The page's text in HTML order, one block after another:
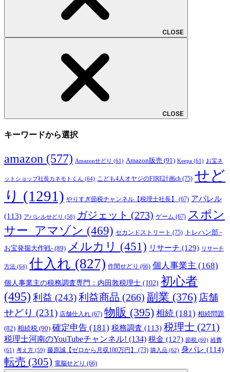
CLOSE
CLOSE
キーワードから選択
amazon (577) Amazonせどり (61) Amazon販売 (91) Keepa (61) お宝ネ
ットショップ社長カネモトくん (64) こども4人オヤジのFIRE計画ch (75) せど
り (1291) やりすぎ節税チャンネル【税理士社長】 (67) アパレル
(113) アパレルせどり (58) ガジェット (273) ゲーム (67) スポン
サー_アマゾン (469) セカンドストリート (75) トレハン部 -
お宝発掘大作戦- (89) メルカリ (451) リサーチ (129) リサーチ
方法 (64) 仕入れ (827) 作間せどり (66) 個人事業主 (168)
個人事業主の税務調査専門：内田敦税理士 (102) 初心者
(495) 利益 (243)利益商品 (266) 副業 (376) 店舗
せどり (231) 店舗仕入れ (67) 物販 (395) 相続 (181) 相続問題
(82) 相続税 (90) 確定申告 (181) 税務調査 (113) 税理士 (271)
税理士河南のYouTubeチャンネル! (134) 税金 (127) 節税 (60) 経費
(61) 考え方 (59) 藤原誠【ゼロから月収100万円】 (73) 購入品 (62) 身バレ (114)
転売 (305) 電脳せどり (66)